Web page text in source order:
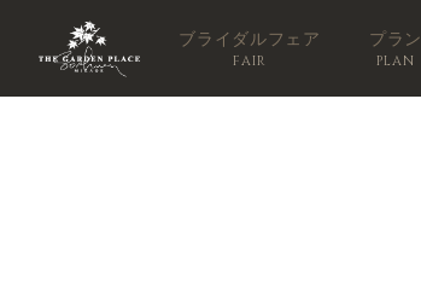
ブライダルフェア
FAIR
プラン
PLAN